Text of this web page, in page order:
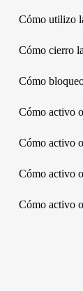
Cómo utilizo
Cómo cierro
Cómo
Cómo activo
Cómo activo
Cómo activo
Cómo activo